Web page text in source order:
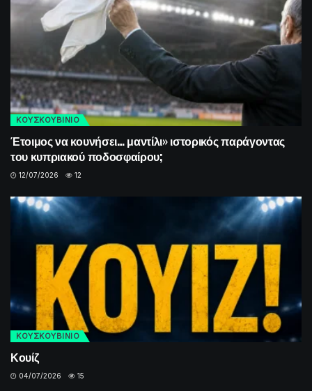
ΚΟΥΣΚΟΥΒΙΝΙΟ
Έτοιμος να κουνήσει… μαντίλι» ιστορικός παράγοντας
του κυπριακού ποδοσφαίρου;
12/07/2026 12
ΚΟΥΣΚΟΥΒΙΝΙΟ
Κουίζ
04/07/2026 15